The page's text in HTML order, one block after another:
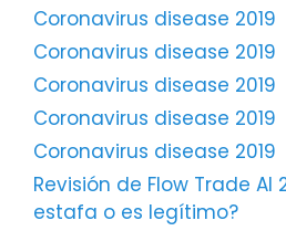
Coronavirus disease 2019
Coronavirus disease 2019
Coronavirus disease 2019
Coronavirus disease 2019
Coronavirus disease 2019
Revisión de Flow Trade AI
estafa o es legítimo?